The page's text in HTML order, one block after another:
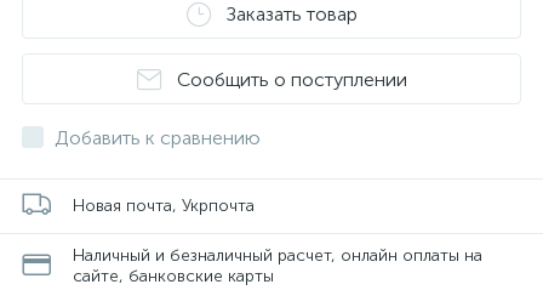
Заказать товар
Сообщить о поступлении
Добавить к сравнению
Новая почта, Укрпочта
Наличный и безналичный расчет, онлайн оплаты на
сайте, банковские карты